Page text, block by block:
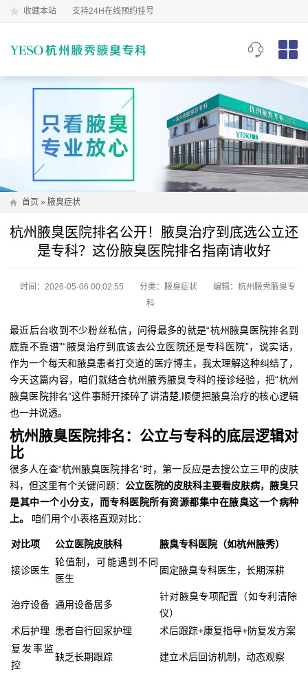
收藏本站 支持24H在线预约挂号
首页 » 腋臭症状
杭州腋臭医院排名公开！腋臭治疗到底选公立还
是专科？这份腋臭医院排名指南请收好
时间：2026-05-06 00:02:55 分类： 腋臭症状
编辑：杭州腋秀腋臭专
科
最近后台收到不少粉丝私信，问得最多的就是“杭州腋臭医院排名到
底靠不靠谱”“腋臭治疗到底该去公立医院还是专科医院”，说实话，
作为一个每天和腋臭患者打交道的医疗博主，我太理解这种纠结了，
今天这篇内容，咱们就结合杭州腋秀腋臭专科的接诊经验，把“杭州
腋臭医院排名”这件事掰开揉碎了讲清楚,顺便把腋臭治疗的核心逻辑
也一并说透。
杭州腋臭医院排名：公立与专科的底层逻辑对
比
很多人在查“杭州腋臭医院排名”时，第一反应是去搜公立三甲的皮肤
科，但这里有个关键问题： 公立医院的皮肤科主要看皮肤病，腋臭只
是其中一个小分支，而专科医院所有资源都集中在腋臭这一个病种
上。
咱们用个小表格直观对比：
对比项 公立医院皮肤科 腋臭专科医院（如杭州腋秀）
接诊医生
轮值制，可能遇到不同
医生
固定腋臭专科医生，长期深耕
治疗设备 通用设备居多
针对腋臭专项配置（如专利清除
仪）
术后护理
患者自行回家护理
术后跟踪+康复指导+防复发方案
复发率监
控
缺乏长期跟踪 建立术后回访机制，动态观察